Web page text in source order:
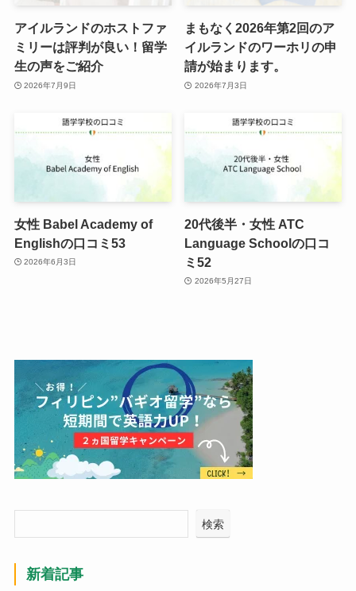
アイルランドのホストファ
ミリーは評判が良い！留学
生の声をご紹介
2026年7月9日
まもなく2026年第2回のア
イルランドのワーホリの申
請が始まります。
2026年7月3日
女性 Babel Academy of
Englishの口コミ53
2026年6月3日
20代後半・女性 ATC
Language Schoolの口コ
ミ52
2026年5月27日
検索
新着記事